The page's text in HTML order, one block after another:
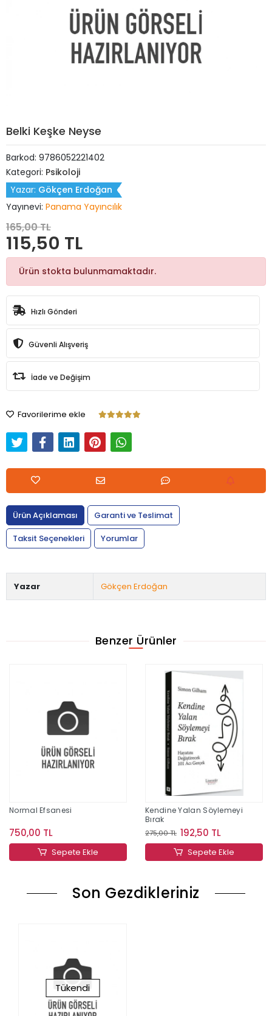
Belki Keşke Neyse
Barkod: 9786052221402
Kategori: Psikoloji
Yazar: Gökçen Erdoğan
Yayınevi: Panama Yayıncılık
165,00 TL
115,50 TL
Ürün stokta bulunmamaktadır.
Hızlı Gönderi
Güvenli Alışveriş
İade ve Değişim
Favorilerime ekle
Ürün Açıklaması
Garanti ve Teslimat
Taksit Seçenekleri
Yorumlar
Yazar Gökçen Erdoğan
Benzer Ürünler
Normal Efsanesi
750,00 TL
Sepete Ekle
Kendine Yalan Söylemeyi
Bırak
275,00 TL 192,50 TL
Sepete Ekle
Son Gezdikleriniz
Tükendi